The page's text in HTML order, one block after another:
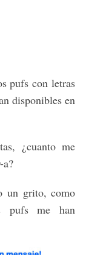
pufs con letras
disponibles en
¿cuanto me
un grito, como
pufs me han